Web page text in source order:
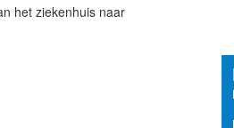
het ziekenhuis naar